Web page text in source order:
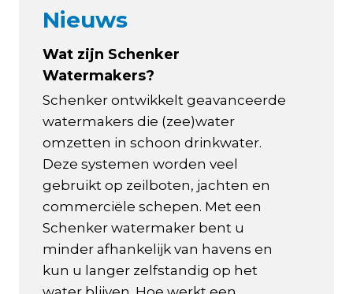
Nieuws
Wat zijn Schenker
Watermakers?
Schenker ontwikkelt geavanceerde
watermakers die (zee)water
omzetten in schoon drinkwater.
Deze systemen worden veel
gebruikt op zeilboten, jachten en
commerciële schepen. Met een
Schenker watermaker bent u
minder afhankelijk van havens en
kun u langer zelfstandig op het